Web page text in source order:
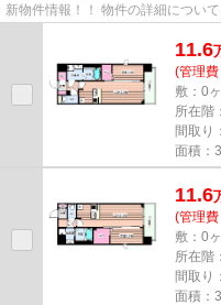
新物件情報！！ 物件の詳細につい
11.6
(管理
敷：0
所在階
間取り
面積：
11.6
(管理
敷：0
所在階
間取り
面積：